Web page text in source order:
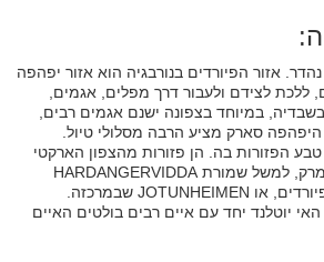
אזור הפיורדים בנורבגיה הוא אזור יפהפה
ללכת לצידם ולעבור דרך מפלים, אגמים,
בשבדיה, במיוחד בצפונה ישנם אגמים רבים,
סארק מציע הרבה מסלולי טיול.
הפזורות בה. הן פזורות מהצפון הארקטי
ההררית עם אגמי קרח ופיורדים, או JOTUNHEIMEN שבמרכזה.
יוטלנד יחד עם איים רבים בולטים האיים